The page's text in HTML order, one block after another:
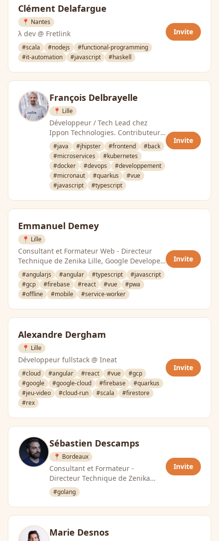
Clément Delafargue
📍 Nantes
λ dev @ Fretlink
#scala #nodejs
#functional-programming
#it-automation
#javascript #haskell
Invite
François Delbrayelle
📍 Lille
Développeur / Tech Lead chez
Ippon Technologies. Contributeur
à JHipster. Orienté surtout back
(Spring, Quarkus, Kafka, …
#java #jhipster #frontend
#back
#microservices
#kubernetes
#docker
#devops
#developpement
#micronaut
#quarkus
#vue
#javascript
#typescript
Invite
Emmanuel Demey
📍 Lille
Consultant et Formateur Web - Directeur
Technique de Zenika Lille, Google Developer
Expert Web Technologies
#angularjs #angular #typescript
#javascript
#gcp
#firebase #react #vue
#pwa
#offline
#mobile #service-worker
Invite
Alexandre Dergham
📍 Lille
Développeur fullstack @ Ineat
#cloud #angular #react #vue
#gcp
#google
#google-cloud #firebase
#quarkus
#jeu-video
#cloud-run #scala
#firestore
#rex
Invite
Sébastien Descamps
📍 Bordeaux
Consultant et Formateur -
Directeur Technique de Zenika
Bordeaux
#golang
Invite
Marie Desnos